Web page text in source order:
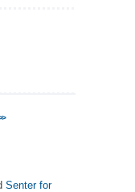
Senter for